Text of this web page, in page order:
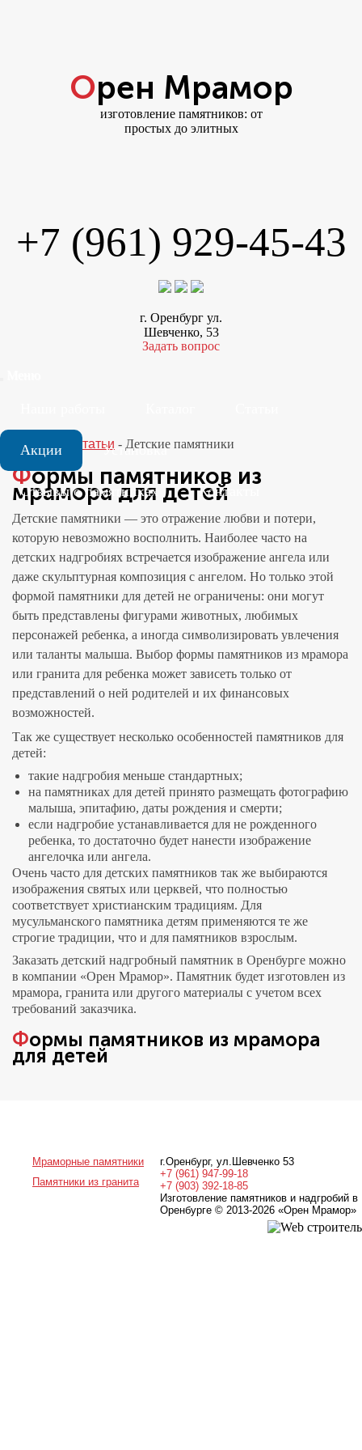
Орен Мрамор
изготовление памятников: от
простых до элитных
+7 (961) 929-45-43
г. Оренбург ул.
Шевченко, 53
Задать вопрос
Акции Установка
Отзывы о памятниках Контакты
Главная Статьи - Детские памятники
Формы памятников из
мрамора для детей
Детские памятники — это отражение любви и потери,
которую невозможно восполнить. Наиболее часто на
детских надгробиях встречается изображение ангела или
даже скульптурная композиция с ангелом. Но только этой
формой памятники для детей не ограничены: они могут
быть представлены фигурами животных, любимых
персонажей ребенка, а иногда символизировать увлечения
или таланты малыша. Выбор формы памятников из мрамора
или гранита для ребенка может зависеть только от
представлений о ней родителей и их финансовых
возможностей.
Так же существует несколько особенностей памятников для
детей:
такие надгробия меньше стандартных;
на памятниках для детей принято размещать фотографию
малыша, эпитафию, даты рождения и смерти;
если надгробие устанавливается для не рожденного
ребенка, то достаточно будет нанести изображение
ангелочка или ангела.
Очень часто для детских памятников так же выбираются
изображения святых или церквей, что полностью
соответствует христианским традициям. Для
мусульманского памятника детям применяются те же
строгие традиции, что и для памятников взрослым.
Заказать детский надгробный памятник в Оренбурге можно
в компании «Орен Мрамор». Памятник будет изготовлен из
мрамора, гранита или другого материалы с учетом всех
требований заказчика.
Формы памятников из мрамора
для детей
Мраморные памятники
Памятники из гранита
г.Оренбург, ул.Шевченко 53
+7 (961) 947-99-18
+7 (903) 392-18-85
Изготовление памятников и надгробий в
Оренбурге © 2013-2026 «Орен Мрамор»